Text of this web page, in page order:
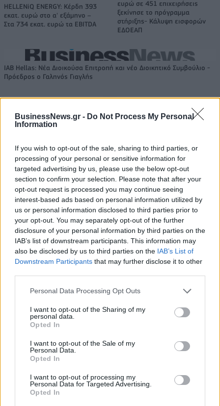
BusinessNews.gr - Do Not Process My Personal
Information
If you wish to opt-out of the sale, sharing to third parties, or
processing of your personal or sensitive information for
targeted advertising by us, please use the below opt-out
section to confirm your selection. Please note that after your
opt-out request is processed you may continue seeing
interest-based ads based on personal information utilized by
us or personal information disclosed to third parties prior to
your opt-out. You may separately opt-out of the further
disclosure of your personal information by third parties on the
IAB’s list of downstream participants. This information may
also be disclosed by us to third parties on the IAB’s List of
Downstream Participants that may further disclose it to other
Personal Data Processing Opt Outs
I want to opt-out of the Sharing of my
personal data.
Opted In
I want to opt-out of the Sale of my
Personal Data.
Opted In
I want to opt-out of processing my
Personal Data for Targeted Advertising.
Opted In
HELLENiQ ENERGY: Κέρδη 393
εκατ. ευρώ στο α' εξάμηνο –
Στα 734 εκατ. ευρώ τα EBITDA
ευρώ σε 451 επιχειρήσεις
ξεκίνησε το πρόγραμμα
στήριξης- Κάλυψη εισφορών
ΕΔΟΕΑΠ
IAB Hellas: Νέα Διοικούσα Επιτροπή και νέο Διοικητικό Συμβούλιο -
Πρόεδρος ο Γαληνός Γιαγλής
Νέο Audi A2 e-tron με στόχο
την κορυφή της
Η Chery επενδύει 75 εκατ.
δολάρια στην KG Mobility
Το FIAT 500 Hybrid τώρα από 18.990 ευρώ
Θανάσης Σπανούλης: "Θα είμαι
χαρούμενος με ένα μετάλλιο"
Στους Ντένβερ Νάγκετς ο Λόνι
Viohalco: Αυξημένος κατά 14% ο τζίρος στο α' εξάμηνο, στα 4,3 δισ.
ευρώ – Στα 446 εκατ. ευρώ τα EBITDA
ΥΠΕΘΟΟ: Νέες επενδύσεις 1
δισ. ευρώ ως το 2028 για την
JUMBO: Αύξηση πωλήσεων 5%